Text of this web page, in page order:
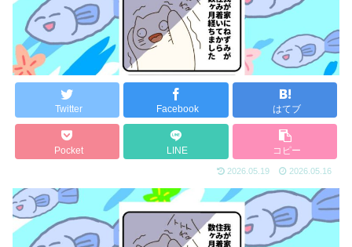
Twitter Facebook はてブ
Pocket LINE コピー
2026.05.19 2026.05.16